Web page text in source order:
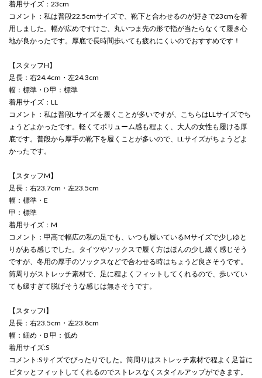
着用サイズ：23cm
コメント：私は普段22.5cmサイズで、靴下と合わせるのが好きで23cmを着
用しました。幅が広めですけご、丸いつま先の形で指が当たらなくて履き心
地が良かったです。厚底で長時間歩いても疲れにくいのでおすすめです！
【スタッフH】
足長：右24.4cm・左24.3cm
幅：標準・D 甲：標準
着用サイズ：LL
コメント：私は普段Lサイズを履くことが多いですが、こちらはLLサイズでち
ょうどよかったです。軽くてボリューム感も程よく、大人の女性も履ける厚
底です。普段から厚手の靴下を履くことが多いので、LLサイズがちょうどよ
かったです。
【スタッフM】
足長：右23.7cm・左23.5cm
幅：標準・E
甲：標準
着用サイズ：M
コメント：甲高で幅広の私の足でも、いつも履いているMサイズで少しゆと
りがある感じでした。タイツやソックスで履く方はほんの少し緩く感じそう
ですが、冬用の厚手のソックスなどで合わせる時はちょうど良さそうです。
筒周りがストレッチ素材で、足に程よくフィットしてくれるので、歩いてい
ても緩すぎて脱げそうな感じは無さそうです。
【スタッフI】
足長：右23.5cm・左23.8cm
幅：細め・B 甲：低め
着用サイズ:S
コメント:Sサイズでぴったりでした。筒周りはストレッチ素材で程よく足首に
ピタッとフィットしてくれるのでストレスなくスタイルアップができます。